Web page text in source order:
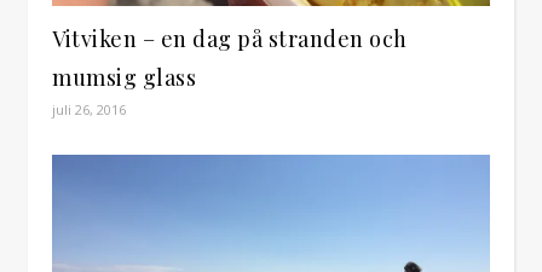
Vitviken – en dag på stranden och
mumsig glass
juli 26, 2016